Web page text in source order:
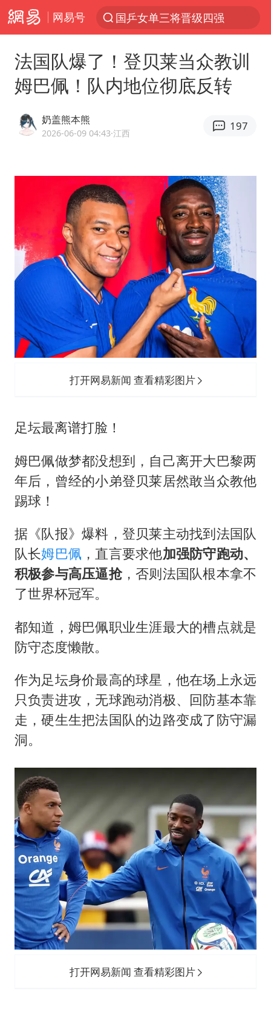
网易号
国乒女单三将晋级四强
微信又有新功能，你可以“撤回”你的撤回了！
《欢迎来龙餐馆》口碑
央视新主播李秋莹孙亚鹏亮相
商场现钱学森巨幅海报 负责人回应
几元成本的AI广告导致千万市值蒸发
老挝国会主席赛宋蓬逝世
购飞机票7分钟后退票被扣2022元
郑丽文：台湾从来没有“独立”过
黄金牛市回来了吗
法国队爆了！登贝莱当众教训
姆巴佩！队内地位彻底反转
奶盖熊本熊
2026-06-09 04:43·江西
197
打开网易新闻 查看精彩图片
足坛最离谱打脸！
姆巴佩做梦都没想到，自己离开大巴黎两
年后，曾经的小弟登贝莱居然敢当众教他
踢球！
据《队报》爆料，登贝莱主动找到法国队
队长姆巴佩 ，直言要求他加强防守跑动、
积极参与高压逼抢，否则法国队根本拿不
了世界杯冠军。
都知道，姆巴佩职业生涯最大的槽点就是
防守态度懒散。
作为足坛身价最高的球星，他在场上永远
只负责进攻，无球跑动消极、回防基本靠
走，硬生生把法国队的边路变成了防守漏
洞。
打开网易新闻 查看精彩图片